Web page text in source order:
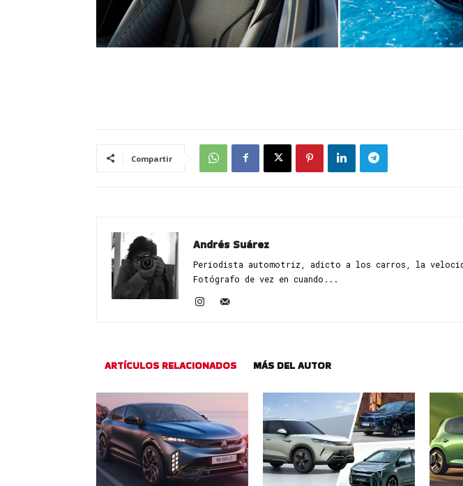
Compartir
Andrés Suárez
Periodista automotriz, adicto a los carros, la
Fotógrafo de vez en cuando...
ARTÍCULOS RELACIONADOS MÁS DEL AUTOR